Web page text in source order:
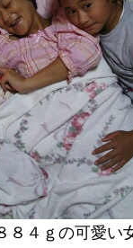
８４ｇの可愛い